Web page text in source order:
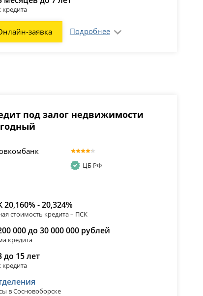
кредита
заявка Подробнее
под залог недвижимости
ЦБ РФ
20,160% - 20,324%
стоимость кредита – ПСК
000 до 30 000 000 рублей
кредита
до 15 лет
кредита
в Сосновоборске